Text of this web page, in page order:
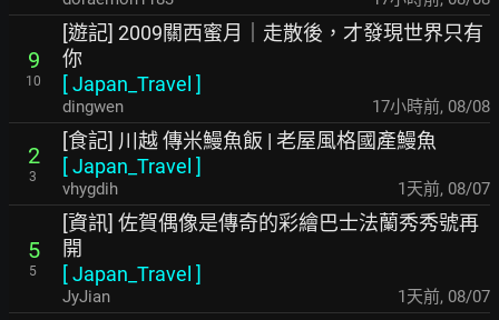
9
10
[遊記] 2009關西蜜月｜走散後，才發現世界只有
你
[Japan_Travel ]
dingwen 17小時前, 08/08
2
3
[食記] 川越 傳米鰻魚飯 | 老屋風格國產鰻魚
[Japan_Travel ]
vhygdih 1天前, 08/07
5
5
[資訊] 佐賀偶像是傳奇的彩繪巴士法蘭秀秀號再
開
[Japan_Travel ]
JyJian 1天前, 08/07